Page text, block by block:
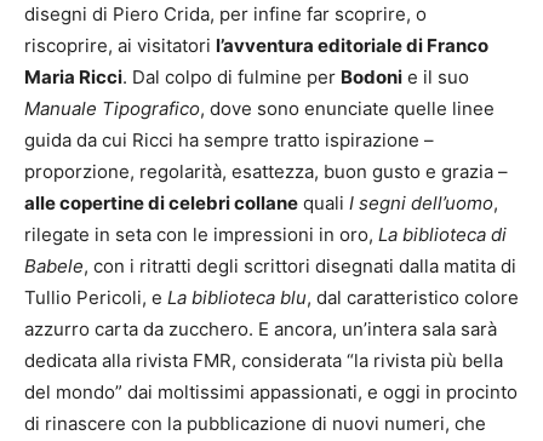
disegni di Piero Crida, per infine far scoprire, o
riscoprire, ai visitatori l’avventura editoriale di Franco
Maria Ricci. Dal colpo di fulmine per Bodoni e il suo
Manuale Tipografico, dove sono enunciate quelle linee
guida da cui Ricci ha sempre tratto ispirazione –
proporzione, regolarità, esattezza, buon gusto e grazia –
alle copertine di celebri collane quali I segni dell’uomo,
rilegate in seta con le impressioni in oro, La biblioteca di
Babele, con i ritratti degli scrittori disegnati dalla matita di
Tullio Pericoli, e La biblioteca blu, dal caratteristico colore
azzurro carta da zucchero. E ancora, un’intera sala sarà
dedicata alla rivista FMR, considerata “la rivista più bella
del mondo” dai moltissimi appassionati, e oggi in procinto
di rinascere con la pubblicazione di nuovi numeri, che